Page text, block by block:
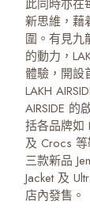
此同時亦在
新思維，藉
圍。有見九
的動力，
體驗，開設
LAKH
AIRSIDE
括各品牌如
及 Crocs
三款新品
Jacket 及
店內發售。